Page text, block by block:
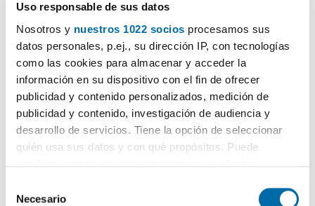
Uso responsable de sus datos
Nosotros y nuestros 1022 socios procesamos sus
datos personales, p.ej., su dirección IP, con tecnologías
como las cookies para almacenar y acceder la
información en su dispositivo con el fin de ofrecer
publicidad y contenido personalizados, medición de
publicidad y contenido, investigación de audiencia y
desarrollo de servicios. Tiene la opción de seleccionar
quién usa sus datos y con qué propósitos. Puede
el Menú de consentimiento.
Necesario
2.500€
134m2 2 Hab 2 Baños
Av Calderon De La Barca, 73, Nueva Andalucía, los naranjos - las
brisas, Marbella
PREMIUM Máx. 10km